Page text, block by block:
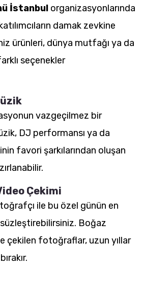
İstanbul organizasyonlarında
damak zevkine
ürünleri, dünya mutfağı ya da
seçenekler
vazgeçilmez bir
DJ performansı ya da
favori şarkılarından oluşan
Çekimi
ile bu özel günün en
Boğaz
çekilen fotoğraflar, uzun yıllar